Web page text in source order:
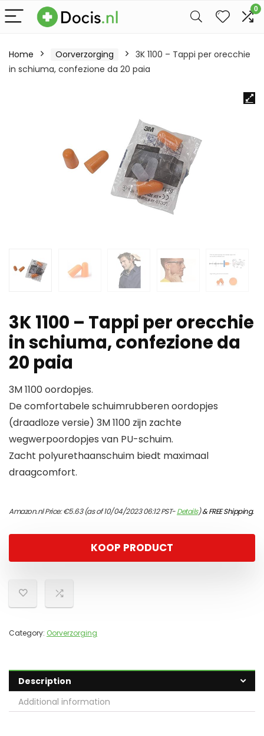
0
Home Oorverzorging
3K 1100 – Tappi per orecchie
in schiuma, confezione da 20 paia
3K 1100 – Tappi per orecchie
in schiuma, confezione da
20 paia
3M 1100 oordopjes.
De comfortabele schuimrubberen oordopjes
(draadloze versie) 3M 1100 zijn zachte
wegwerpoordopjes van PU-schuim.
Zacht polyurethaanschuim biedt maximaal
draagcomfort.
Amazon.nl Price:€5.63(as of 10/04/2023 06:12 PST-Details)&FREE Shipping.
KOOP PRODUCT
Category: Oorverzorging
Description
Additional information